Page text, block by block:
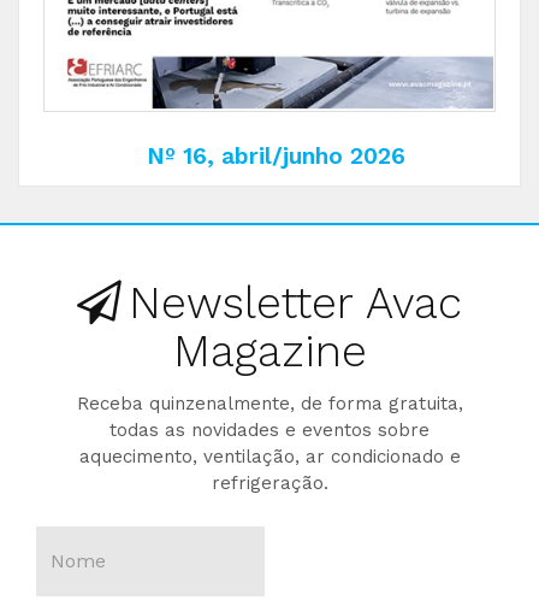
Nº 16, abril/junho 2026
Newsletter Avac
Magazine
Receba quinzenalmente, de forma gratuita,
todas as novidades e eventos sobre
aquecimento, ventilação, ar condicionado e
refrigeração.